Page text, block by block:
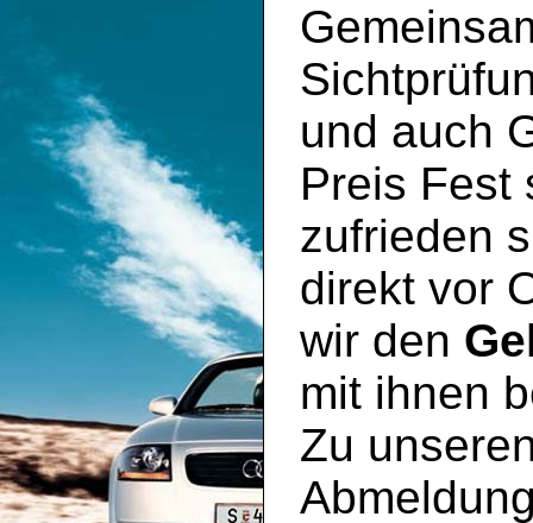
und auch
Preis Fest
zufrieden
direkt vor
wir den
mit ihnen
Zu